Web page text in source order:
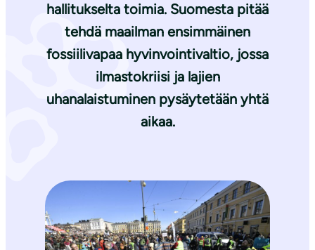
hallitukselta toimia. Suomesta pitää
tehdä maailman ensimmäinen
fossiilivapaa hyvinvointivaltio, jossa
ilmastokriisi ja lajien
uhanalaistuminen pysäytetään yhtä
aikaa.